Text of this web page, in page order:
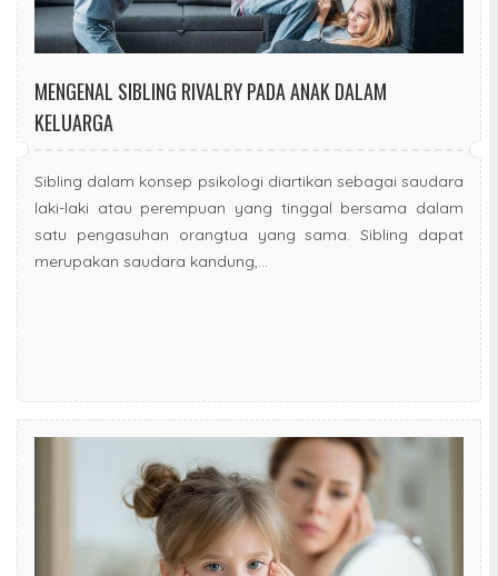
MENGENAL SIBLING RIVALRY PADA ANAK DALAM
KELUARGA
Sibling dalam konsep psikologi diartikan sebagai saudara
laki-laki atau perempuan yang tinggal bersama dalam
satu pengasuhan orangtua yang sama. Sibling dapat
merupakan saudara kandung,...